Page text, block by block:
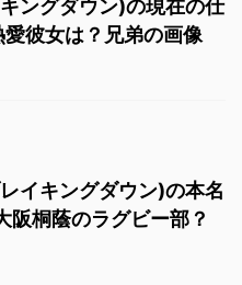
ングダウン)の現在の仕
彼女は？兄弟の画像
イキングダウン)の本名
阪桐蔭のラグビー部？